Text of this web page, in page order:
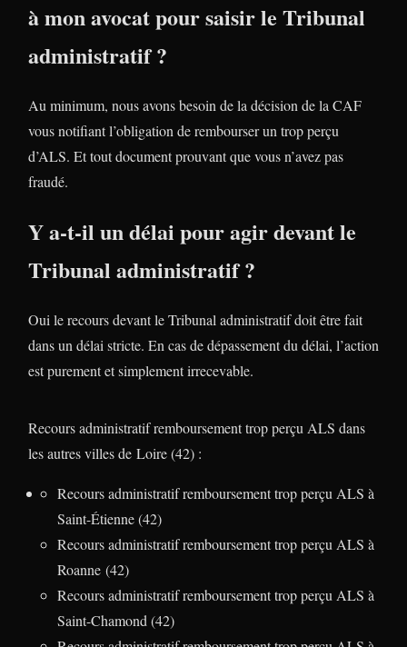
à mon avocat pour saisir le Tribunal
administratif ?
Au minimum, nous avons besoin de la décision de la CAF
vous notifiant l’obligation de rembourser un trop perçu
d’ALS. Et tout document prouvant que vous n’avez pas
fraudé.
Y a-t-il un délai pour agir devant le
Tribunal administratif ?
Oui le recours devant le Tribunal administratif doit être fait
dans un délai stricte. En cas de dépassement du délai, l’action
est purement et simplement irrecevable.
Recours administratif remboursement trop perçu ALS dans
les autres villes de Loire (42) :
Recours administratif remboursement trop perçu ALS à
Saint-Étienne (42)
Recours administratif remboursement trop perçu ALS à
Roanne (42)
Recours administratif remboursement trop perçu ALS à
Saint-Chamond (42)